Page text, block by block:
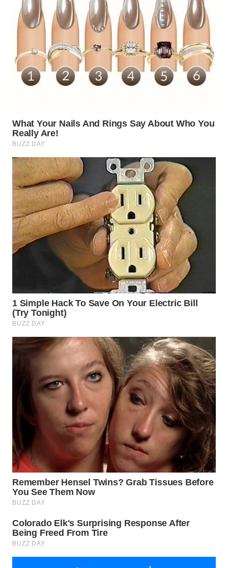
SUMEDANG
CIANJUR
WN
KEPULAUAN
WN
TANGERANG
WN
BINJAI
WN
CIREBON
WN
INDRAMAYU
WN
MAJALENGKA
WN
WN
SUKABUMI
PURWAKARTA
WN
PRIANGAN
TIMUR
SEMARANG